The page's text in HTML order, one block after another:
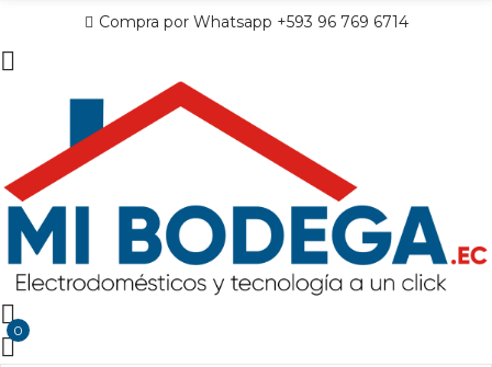
Compra por Whatsapp +593 96 769 6714
0